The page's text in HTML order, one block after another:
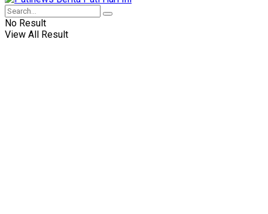
No Result
View All Result